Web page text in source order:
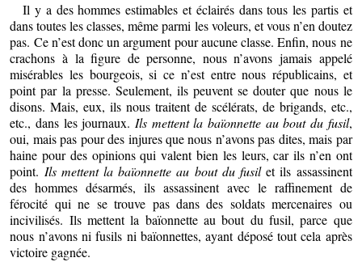
Il y a des hommes estimables et éclairés dans tous les partis et
dans toutes les classes, même parmi les voleurs, et vous n’en doutez
pas. Ce n’est donc un argument pour aucune classe. Enfin, nous ne
crachons à la figure de personne, nous n’avons jamais appelé
misérables les bourgeois, si ce n’est entre nous républicains, et
point par la presse. Seulement, ils peuvent se douter que nous le
disons. Mais, eux, ils nous traitent de scélérats, de brigands, etc.,
etc., dans les journaux. Ils mettent la baïonnette au bout du fusil,
oui, mais pas pour des injures que nous n’avons pas dites, mais par
haine pour des opinions qui valent bien les leurs, car ils n’en ont
point. Ils mettent la baïonnette au bout du fusilet ils assassinent
des hommes désarmés, ils assassinent avec le raffinement de
férocité qui ne se trouve pas dans des soldats mercenaires ou
incivilisés. Ils mettent la baïonnette au bout du fusil, parce que
nous n’avons ni fusils ni baïonnettes, ayant déposé tout cela après
victoire gagnée.